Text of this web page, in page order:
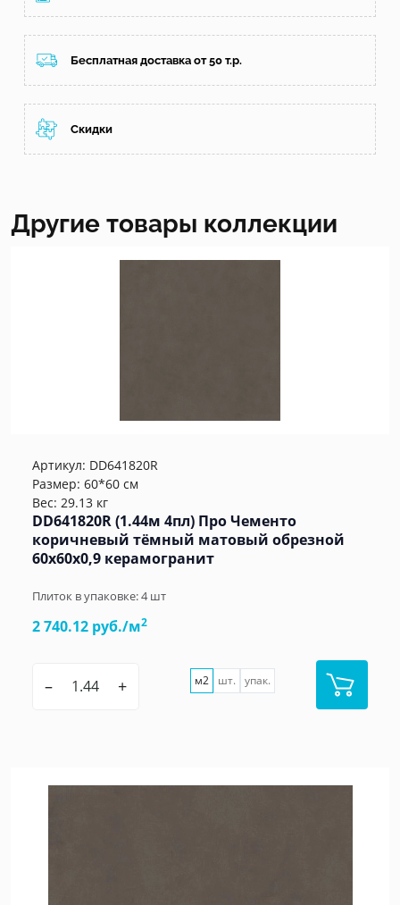
Бесплатная доставка от 50 т.р.
Скидки
Другие товары коллекции
Артикул: DD641820R
Размер: 60*60 см
Вес: 29.13 кг
DD641820R (1.44м 4пл) Про Чементо
коричневый тёмный матовый обрезной
60x60x0,9 керамогранит
Плиток в упаковке:4шт
2 740.12 руб./м2
– + м2 шт. упак.